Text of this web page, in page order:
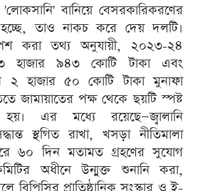
বানিয়ে বেসরকারিকরণের
তাও নাকচ করে দেয় দলটি।
করা তথ্য অনুযায়ী, ২০২৩-২৪
৩ হাজার ৯৪৩ কোটি টাকা এবং
২ হাজার ৫০ কোটি টাকা মুনাফা
জামায়াতের পক্ষ থেকে ছয়টি স্পষ্ট
এর মধ্যে রয়েছে—জ্বালানি
স্থগিত রাখা, খসড়া নীতিমালা
৬০ দিন মতামত গ্রহণের সুযোগ
অধীনে উন্মুক্ত শুনানি করা,
বিপিসির প্রাতিষ্ঠানিক সংস্কার ও ই-